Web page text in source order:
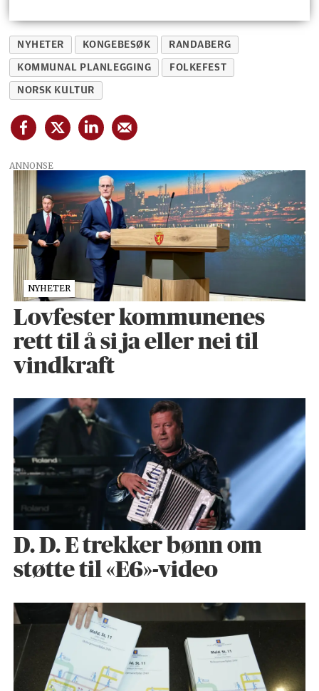
NYHETER KONGEBESØK RANDABERG
KOMMUNAL PLANLEGGING FOLKEFEST
NORSK KULTUR
ANNONSE
NYHETER
Lovfester kommunenes
rett til å si ja eller nei til
vindkraft
D. D. E trekker bønn om
støtte til «E6»-video